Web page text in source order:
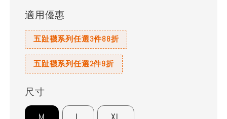
適用優惠
五趾襪系列任選3件88折
五趾襪系列任選2件9折
尺寸